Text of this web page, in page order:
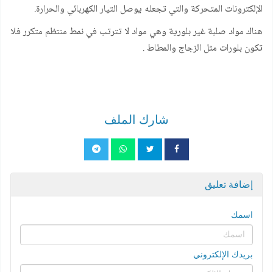
الإلكترونات المتحركة والتي تجعله يوصل التيار الكهربائي والحرارة.
هناك مواد صلبة غير بلورية وهي مواد لا تترتب في نمط منتظم متكرر فلا
تكون بلورات مثل الزجاج والمطاط .
شارك الملف
إضافة تعليق
اسمك
بريدك الإلكتروني